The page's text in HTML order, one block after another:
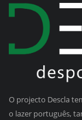
O projecto Descla
o lazer português,